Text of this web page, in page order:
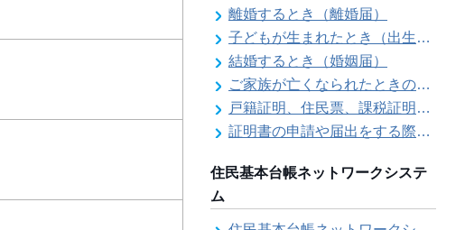
離婚するとき（離婚届）
子どもが生まれたとき（出生届）
結婚するとき（婚姻届）
ご家族が亡くなられたときの各種手続きのご案内（死亡届）
戸籍証明、住民票、課税証明書等の証明書を郵送で請求する際の本人確認
証明書の申請や届出をする際の本人確認
住民基本台帳ネットワークシステ
ム